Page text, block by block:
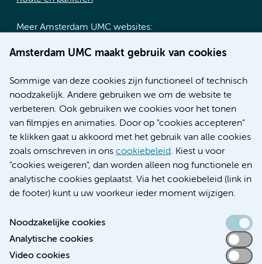
Amsterdam UMC maakt gebruik van cookies
Sommige van deze cookies zijn functioneel of technisch
noodzakelijk. Andere gebruiken we om de website te
verbeteren. Ook gebruiken we cookies voor het tonen
van filmpjes en animaties. Door op "cookies accepteren"
te klikken gaat u akkoord met het gebruik van alle cookies
zoals omschreven in ons cookiebeleid. Kiest u voor
"cookies weigeren", dan worden alleen nog functionele en
analytische cookies geplaatst. Via het cookiebeleid (link in
de footer) kunt u uw voorkeur ieder moment wijzigen.
Noodzakelijke cookies
Analytische cookies
Video cookies
Meer Amsterdam UMC websites:
Werken bij Amsterdam UMC
Nieuws
Research
Educatie locatie AMC
Educatie locatie VUmc
Verwijzen & diagnostiek
Toegankelijkheidsverklaring